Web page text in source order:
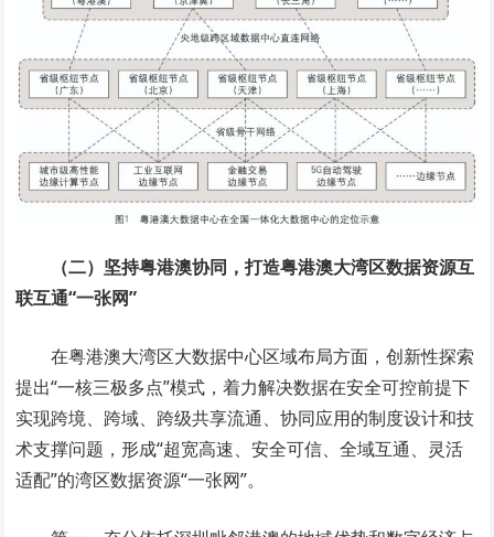
（二）坚持粤港澳协同，打造粤港澳大湾区数据资源互
联互通“一张网”
在粤港澳大湾区大数据中心区域布局方面，创新性探索
提出“一核三极多点”模式，着力解决数据在安全可控前提下
实现跨境、跨域、跨级共享流通、协同应用的制度设计和技
术支撑问题，形成“超宽高速、安全可信、全域互通、灵活
适配”的湾区数据资源“一张网”。